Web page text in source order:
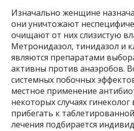
Изначально женщине
они уничтожают
очищают от них слизистую
Метронидазол, тинидазол и
являются препаратами
активны против анаэробов.
системных побочных
местное применение
некоторых случаях
прибегать к
лечения подбирается